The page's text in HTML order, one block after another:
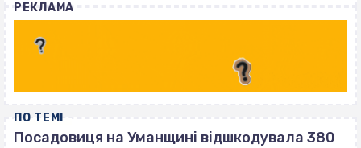
РЕКЛАМА
ПО ТЕМІ
Посадовиця на Уманщині відшкодувала 380